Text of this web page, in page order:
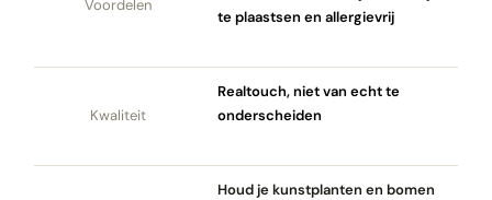
Voordelen
te plaastsen en allergievrij
Kwaliteit
Realtouch, niet van echt te
onderscheiden
Houd je kunstplanten en bomen